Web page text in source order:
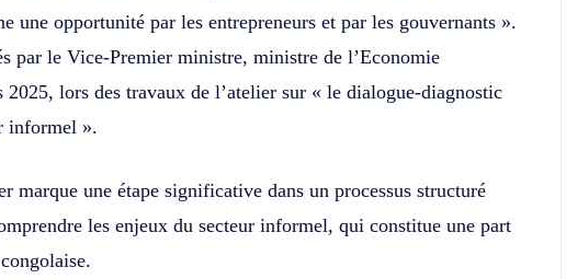
une opportunité par les entrepreneurs et par les gouvernants ».
par le Vice-Premier ministre, ministre de l’Economie
lors des travaux de l’atelier sur « le dialogue-diagnostic
informel ».
marque une étape significative dans un processus structuré
les enjeux du secteur informel, qui constitue une part